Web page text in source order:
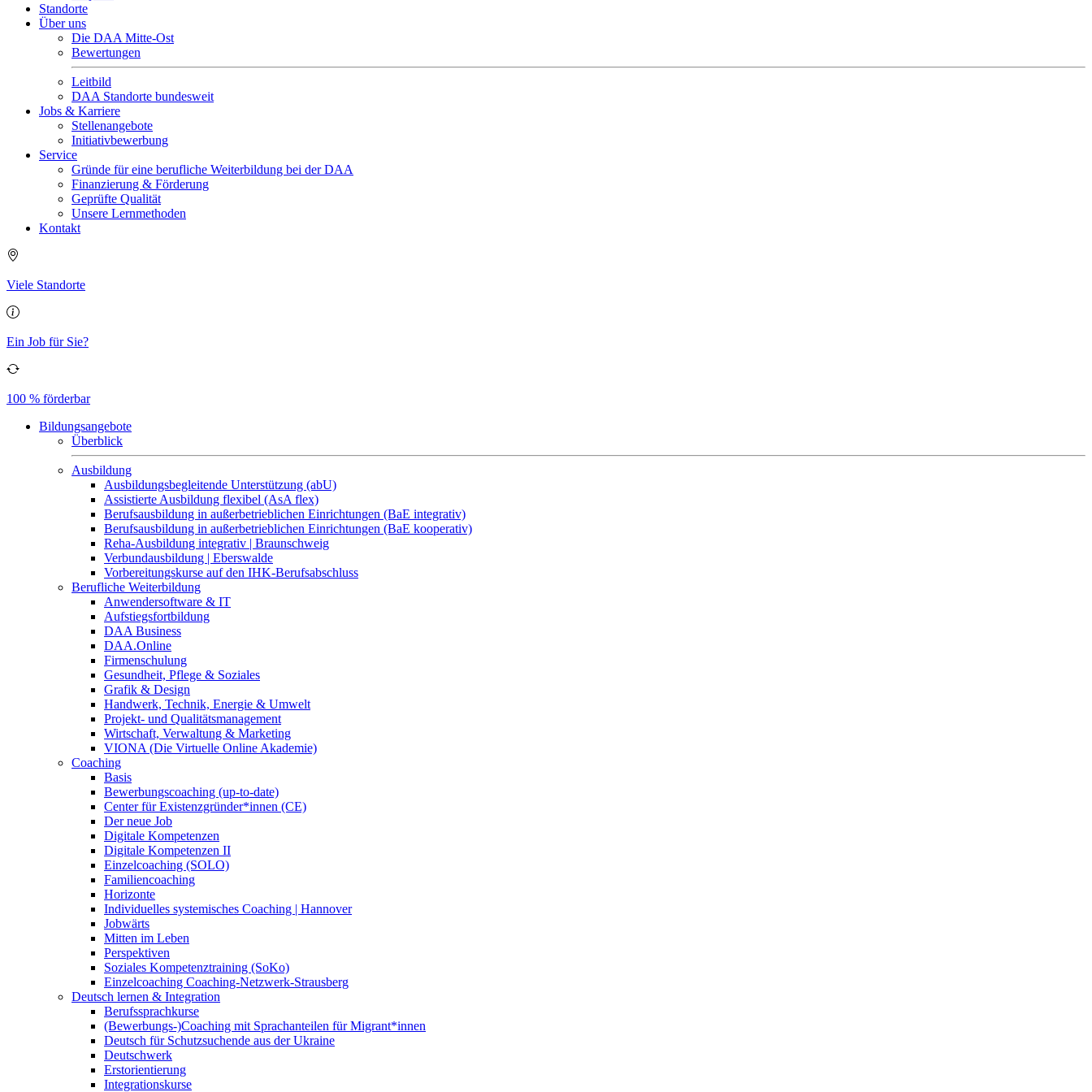
Standorte
Über uns
Die DAA Mitte-Ost
Bewertungen
Leitbild
DAA Standorte bundesweit
Jobs & Karriere
Stellenangebote
Initiativbewerbung
Service
Gründe für eine berufliche Weiterbildung bei der DAA
Finanzierung & Förderung
Geprüfte Qualität
Unsere Lernmethoden
Kontakt
Viele Standorte
Ein Job für Sie?
100 % förderbar
Bildungsangebote
Überblick
Ausbildung
Ausbildungsbegleitende Unterstützung (abU)
Assistierte Ausbildung flexibel (AsA flex)
Berufsausbildung in außerbetrieblichen Einrichtungen (BaE integrativ)
Berufsausbildung in außerbetrieblichen Einrichtungen (BaE kooperativ)
Reha-Ausbildung integrativ | Braunschweig
Verbundausbildung | Eberswalde
Vorbereitungskurse auf den IHK-Berufsabschluss
Berufliche Weiterbildung
Anwendersoftware & IT
Aufstiegsfortbildung
DAA Business
DAA.Online
Firmenschulung
Gesundheit, Pflege & Soziales
Grafik & Design
Handwerk, Technik, Energie & Umwelt
Projekt- und Qualitätsmanagement
Wirtschaft, Verwaltung & Marketing
VIONA (Die Virtuelle Online Akademie)
Coaching
Basis
Bewerbungscoaching (up-to-date)
Center für Existenzgründer*innen (CE)
Der neue Job
Digitale Kompetenzen
Digitale Kompetenzen II
Einzelcoaching (SOLO)
Familiencoaching
Horizonte
Individuelles systemisches Coaching | Hannover
Jobwärts
Mitten im Leben
Perspektiven
Soziales Kompetenztraining (SoKo)
Einzelcoaching Coaching-Netzwerk-Strausberg
Deutsch lernen & Integration
Berufssprachkurse
(Bewerbungs-)Coaching mit Sprachanteilen für Migrant*innen
Deutsch für Schutzsuchende aus der Ukraine
Deutschwerk
Erstorientierung
Integrationskurse